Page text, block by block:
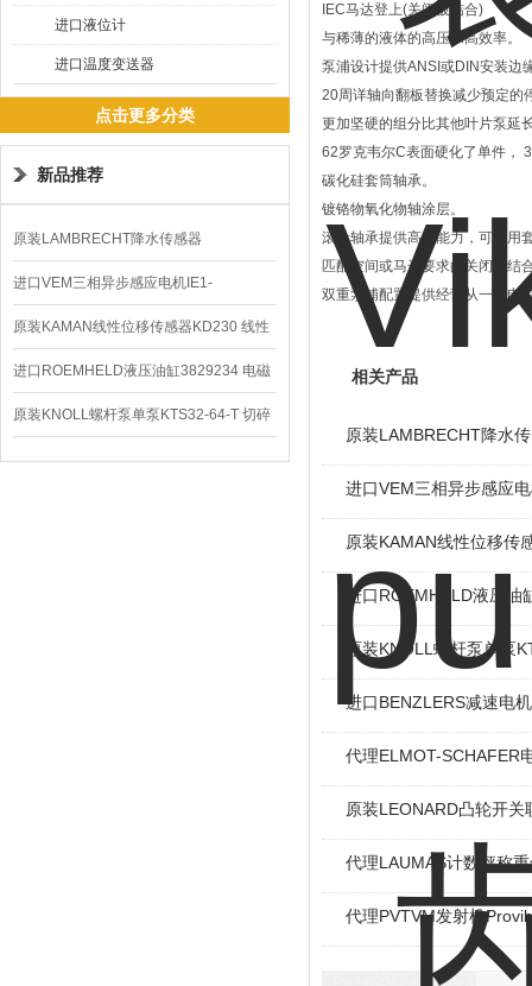
进口液位计
进口温度变送器
点击更多分类
新品推荐
原装LAMBRECHT降水传感器
00.14575.20气象仪
进口VEM三相异步感应电机IE1-
K21R80G4马达
原装KAMAN线性位移传感器KD230 线性
编码器
进口ROEMHELD液压油缸3829234 电磁
阀定位器
原装KNOLL螺杆泵单泵KTS32-64-T 切碎
排屑机
IEC马达登上(关闭被结合)
与稀薄的液体的高压和高效率。
泵浦设计提供ANSI或DIN安装边
20周详轴向翻板替换减少预定的
更加坚硬的组分比其他叶片泵延
62罗克韦尔C表面硬化了单件，
碳化硅套筒轴承。
镀铬物氧化物轴涂层。
滚针轴承提供高压能力，可利用
匹配空间或马达要求的关闭被结
双重泵浦配置提供经营从一个电
相关产品
原装LAMBRECHT降水
进口VEM三相异步感应
原装KAMAN线性位移传
进口ROEMHELD液压
原装KNOLL螺杆泵单泵
进口BENZLERS减速电
代理ELMOT-SCHAFER
原装LEONARD凸轮开关
代理LAUMAS计数秤称
代理PVTVM发射机